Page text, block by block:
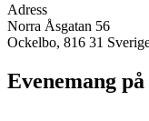
Adress
Norra Åsgatan 56
Ockelbo, 816 31
Evenemang